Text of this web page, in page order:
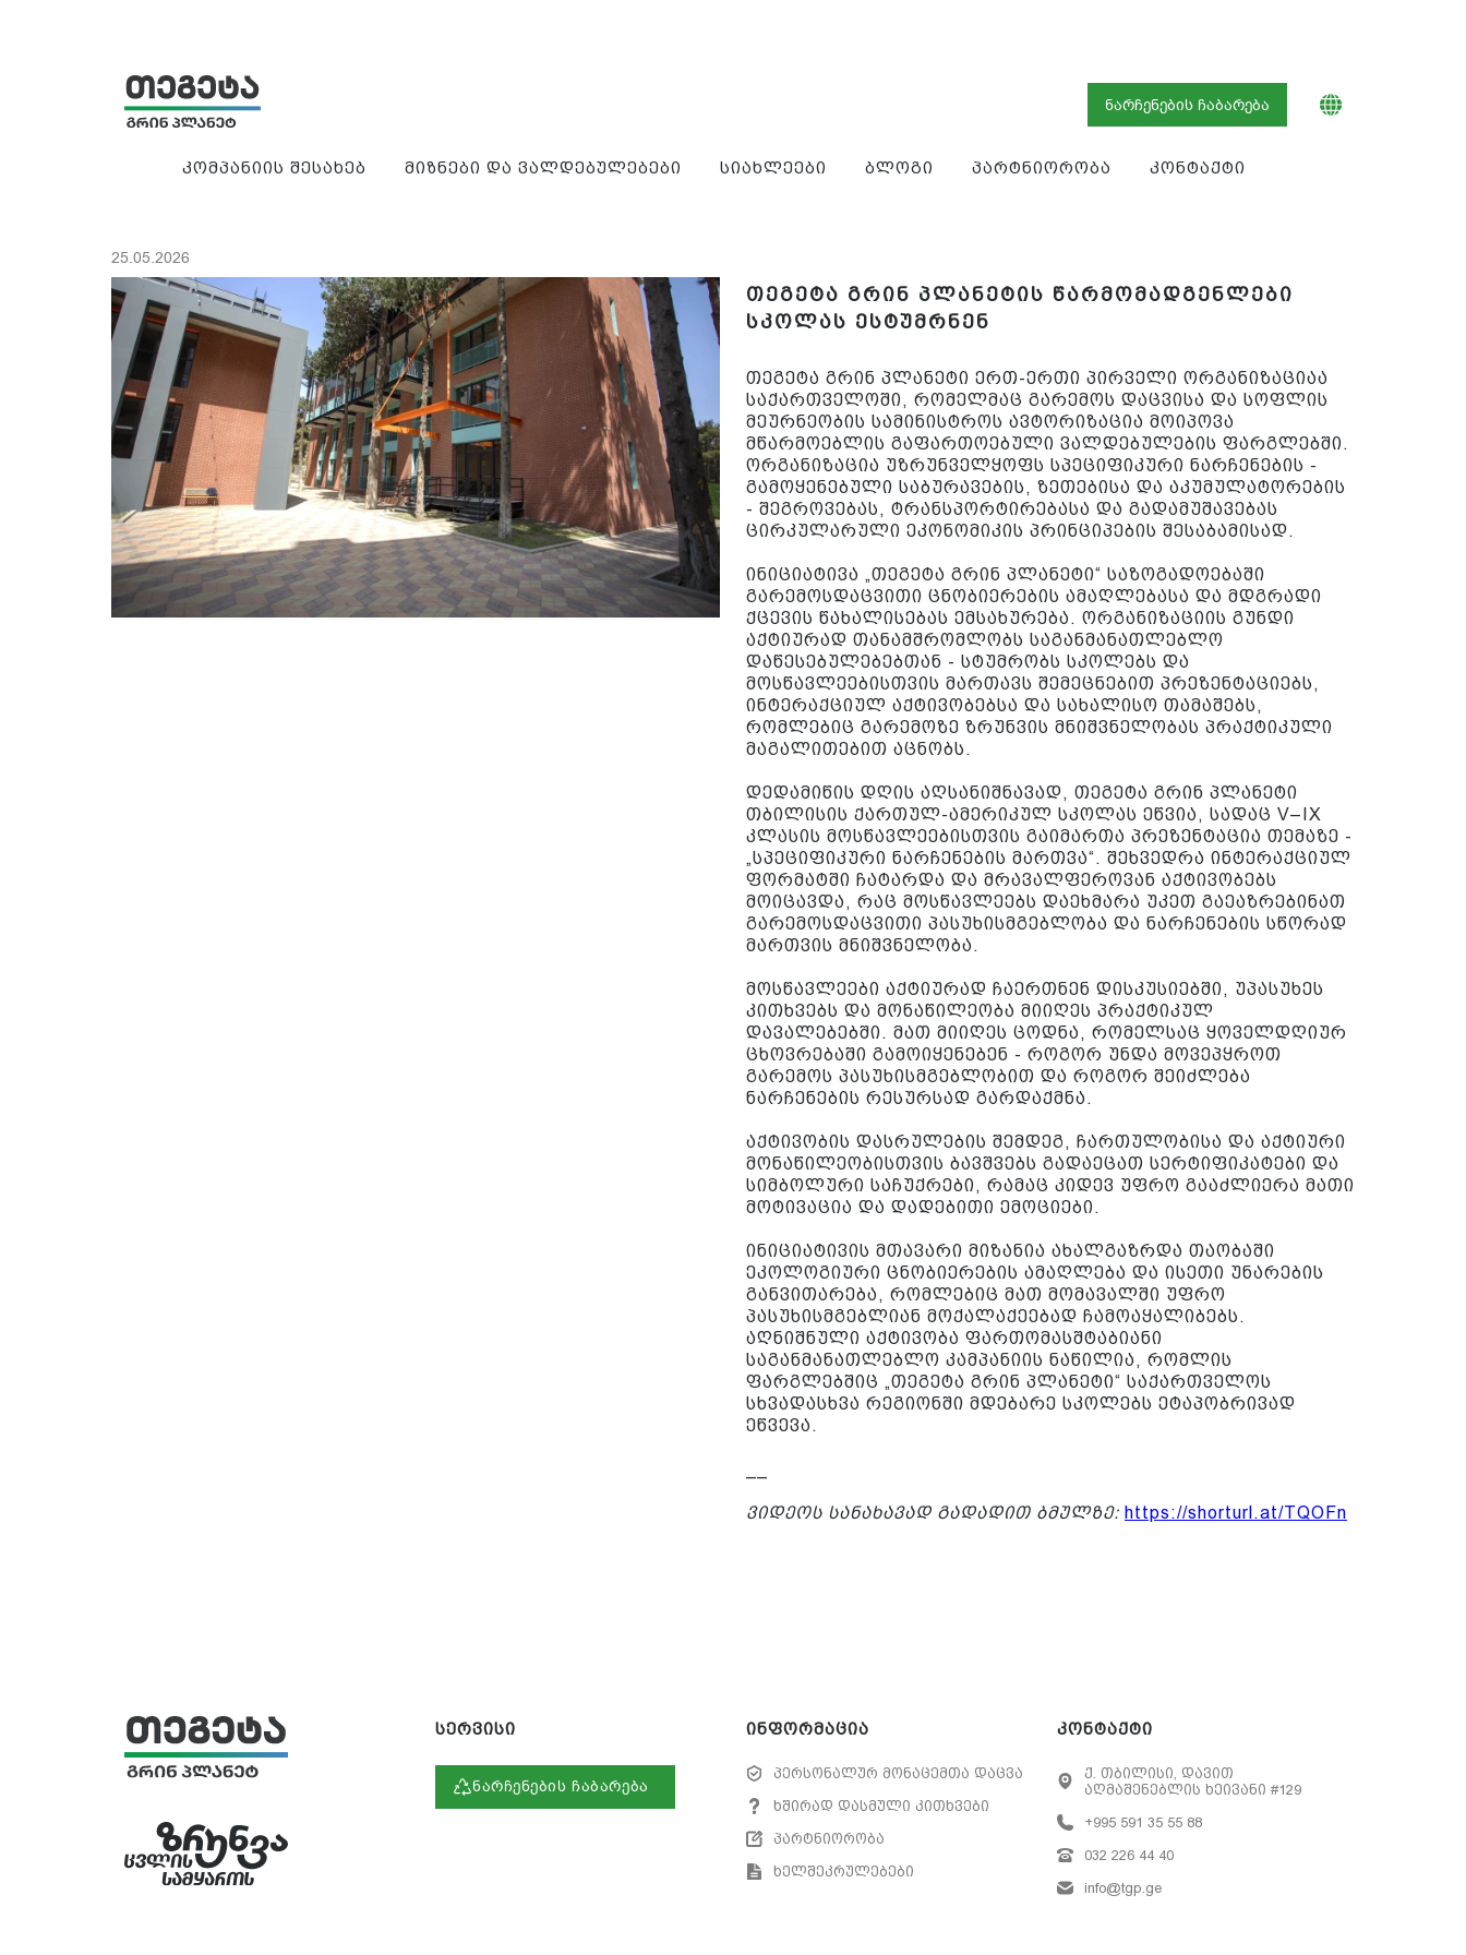
ნარჩენების ჩაბარება
კომპანიის შესახებ მიზნები და ვალდებულებები სიახლეები ბლოგი პარტნიორობა კონტაქტი
25.05.2026
თეგეტა გრინ პლანეტის წარმომადგენლები
სკოლას ესტუმრნენ
თეგეტა გრინ პლანეტი ერთ-ერთი პირველი ორგანიზაციაა
საქართველოში, რომელმაც გარემოს დაცვისა და სოფლის
მეურნეობის სამინისტროს ავტორიზაცია მოიპოვა
მწარმოებლის გაფართოებული ვალდებულების ფარგლებში.
ორგანიზაცია უზრუნველყოფს სპეციფიკური ნარჩენების -
გამოყენებული საბურავების, ზეთებისა და აკუმულატორების
- შეგროვებას, ტრანსპორტირებასა და გადამუშავებას
ცირკულარული ეკონომიკის პრინციპების შესაბამისად.
ინიციატივა „თეგეტა გრინ პლანეტი“ საზოგადოებაში
გარემოსდაცვითი ცნობიერების ამაღლებასა და მდგრადი
ქცევის წახალისებას ემსახურება. ორგანიზაციის გუნდი
აქტიურად თანამშრომლობს საგანმანათლებლო
დაწესებულებებთან - სტუმრობს სკოლებს და
მოსწავლეებისთვის მართავს შემეცნებით პრეზენტაციებს,
ინტერაქციულ აქტივობებსა და სახალისო თამაშებს,
რომლებიც გარემოზე ზრუნვის მნიშვნელობას პრაქტიკული
მაგალითებით აცნობს.
დედამიწის დღის აღსანიშნავად, თეგეტა გრინ პლანეტი
თბილისის ქართულ-ამერიკულ სკოლას ეწვია, სადაც V–IX
კლასის მოსწავლეებისთვის გაიმართა პრეზენტაცია თემაზე -
„სპეციფიკური ნარჩენების მართვა“. შეხვედრა ინტერაქციულ
ფორმატში ჩატარდა და მრავალფეროვან აქტივობებს
მოიცავდა, რაც მოსწავლეებს დაეხმარა უკეთ გაეაზრებინათ
გარემოსდაცვითი პასუხისმგებლობა და ნარჩენების სწორად
მართვის მნიშვნელობა.
მოსწავლეები აქტიურად ჩაერთნენ დისკუსიებში, უპასუხეს
კითხვებს და მონაწილეობა მიიღეს პრაქტიკულ
დავალებებში. მათ მიიღეს ცოდნა, რომელსაც ყოველდღიურ
ცხოვრებაში გამოიყენებენ - როგორ უნდა მოვეპყროთ
გარემოს პასუხისმგებლობით და როგორ შეიძლება
ნარჩენების რესურსად გარდაქმნა.
აქტივობის დასრულების შემდეგ, ჩართულობისა და აქტიური
მონაწილეობისთვის ბავშვებს გადაეცათ სერტიფიკატები და
სიმბოლური საჩუქრები, რამაც კიდევ უფრო გააძლიერა მათი
მოტივაცია და დადებითი ემოციები.
ინიციატივის მთავარი მიზანია ახალგაზრდა თაობაში
ეკოლოგიური ცნობიერების ამაღლება და ისეთი უნარების
განვითარება, რომლებიც მათ მომავალში უფრო
პასუხისმგებლიან მოქალაქეებად ჩამოაყალიბებს.
აღნიშნული აქტივობა ფართომასშტაბიანი
საგანმანათლებლო კამპანიის ნაწილია, რომლის
ფარგლებშიც „თეგეტა გრინ პლანეტი“ საქართველოს
სხვადასხვა რეგიონში მდებარე სკოლებს ეტაპობრივად
ეწვევა.
ვიდეოს სანახავად გადადით ბმულზე: https://shorturl.at/TQOFn
სერვისი
ნარჩენების ჩაბარება
ინფორმაცია
პერსონალურ მონაცემთა დაცვა
ხშირად დასმული კითხვები
პარტნიორობა
ხელშეკრულებები
კონტაქტი
ქ. თბილისი, დავით
აღმაშენებლის ხეივანი #129
+995 591 35 55 88
032 226 44 40
info@tgp.ge